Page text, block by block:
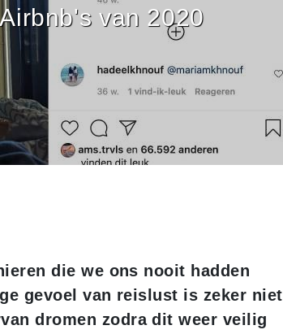
van 2020
die we ons nooit hadden
gevoel van reislust is zeker niet
dromen zodra dit weer veilig